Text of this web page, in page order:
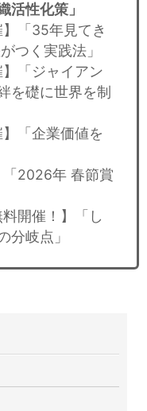
活性化策」
「35年見てき
つく実践法」
「ジャイアン
を礎に世界を制
「企業価値を
2026年 春節賞
開催！】「し
分岐点」